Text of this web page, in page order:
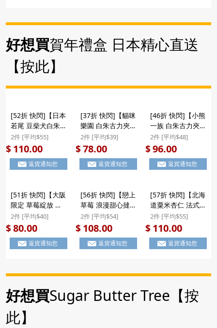
禮物
好想買賀年禮盒 日本精心直送
【按此】
[52折 快閃]【日本
若尾 豆柴犬白朱古
力夾心曲奇】日本
若尾製菓 豆柴犬樂
園 可愛狗狗圖案造
型 白朱古力夾心曲
新年禮盒
2件 [平均$55]
$110.00
返貨通知您
[37折 快閃]【貓咪
樂園 白朱古力夾心
曲奇】日本 若尾製
菓 貓咪樂園 萌萌
貓貓圖案造型 白朱
古力夾心曲奇 禮盒
2件 [平均$39]
$78.00
返貨通知您
[46折 快閃]【小熊
一族 白朱古力夾心
曲奇】日本 若尾製
菓 小熊一族 可愛
熊仔圖案造型 白朱
古力夾心曲奇 禮盒
2件 [平均$48]
$96.00
返貨通知您
[51折 快閃]【大阪
限定 草莓綻放 蝴
蝶酥】日本 豊上製
菓 大阪限定 草莓
綻放 士多啤梨 甜
心蝴蝶酥餅 禮盒
2件 [平均$40]
$80.00
返貨通知您
[56折 快閃]【戀上
草莓 浪漫甜心撻】
日本 豊上製菓
Strawberry Heart
戀上草莓 士多啤梨
浪漫心形 朱古力忌
2件 [平均$54]
$108.00
返貨通知您
[57折 快閃]【北海
道粟米杏仁 法式佛
羅倫丁】日本 豊上
製菓 Hokkaido
Corn 北海道粟米
杏仁 法式佛羅倫丁
新年禮盒
2件 [平均$55]
$110.00
返貨通知您
好想買Sugar Butter Tree【按
此】